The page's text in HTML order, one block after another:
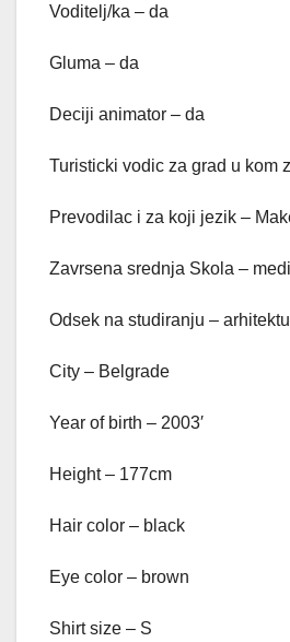
Voditelj/ka – da
Gluma – da
Deciji animator – da
Turisticki vodic za grad u kom
Prevodilac i za koji jezik –
Zavrsena srednja Skola –
Odsek na studiranju –
City – Belgrade
Year of birth – 2003′
Height – 177cm
Hair color – black
Eye color – brown
Shirt size – S